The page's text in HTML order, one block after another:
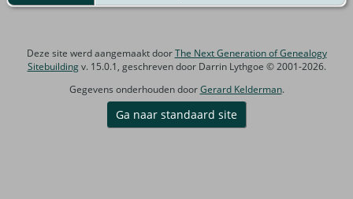
Deze site werd aangemaakt doorThe Next Generation of Genealogy
Sitebuildingv. 15.0.1, geschreven door Darrin Lythgoe © 2001-2026.
Gegevens onderhouden doorGerard Kelderman.
Ga naar standaard site